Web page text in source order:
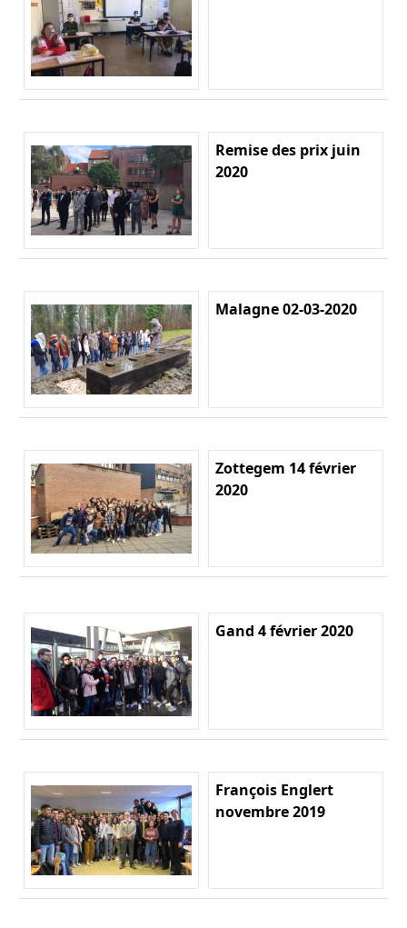
Remise des prix juin
2020
Malagne 02-03-2020
Zottegem 14 février
2020
Gand 4 février 2020
François Englert
novembre 2019